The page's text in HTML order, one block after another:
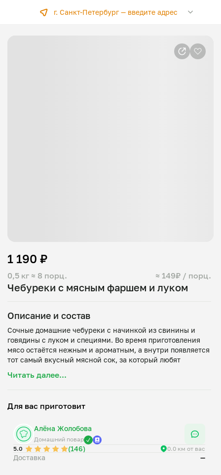
г. Санкт-Петербург —введите адрес
Чебуреки с мясным фаршем и луком
0,5 кг ≈ 8 порц. ≈ 149₽ / порц.
1 190 ₽
Описание и состав
Сочные домашние чебуреки с начинкой из свинины и
говядины с луком и специями. Во время приготовления
мясо остаётся нежным и ароматным, а внутри появляется
тот самый вкусный мясной сок, за который любят
Читать далее...
Для вас приготовит
Алёна Жолобова
Домашний повар
5.0
(146) 0.0 км от вас
Доставка —